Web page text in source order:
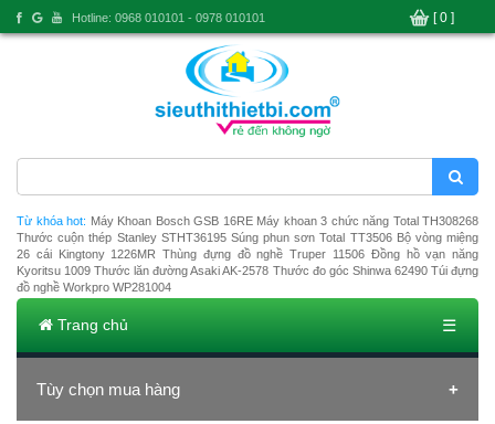
Từ khóa hot: Máy Khoan Bosch GSB 16RE Máy khoan 3 chức năng Total TH308268
Thước cuộn thép Stanley STHT36195 Súng phun sơn Total TT3506 Bộ vòng miệng
26 cái Kingtony 1226MR Thùng đựng đồ nghề Truper 11506 Đồng hồ vạn năng
Kyoritsu 1009 Thước lăn đường Asaki AK-2578 Thước đo góc Shinwa 62490 Túi đựng
đồ nghề Workpro WP281004
Trang chủ ☰
Tùy chọn mua hàng
Hotline: 0968 010101 - 0978 010101 [ 0 ]